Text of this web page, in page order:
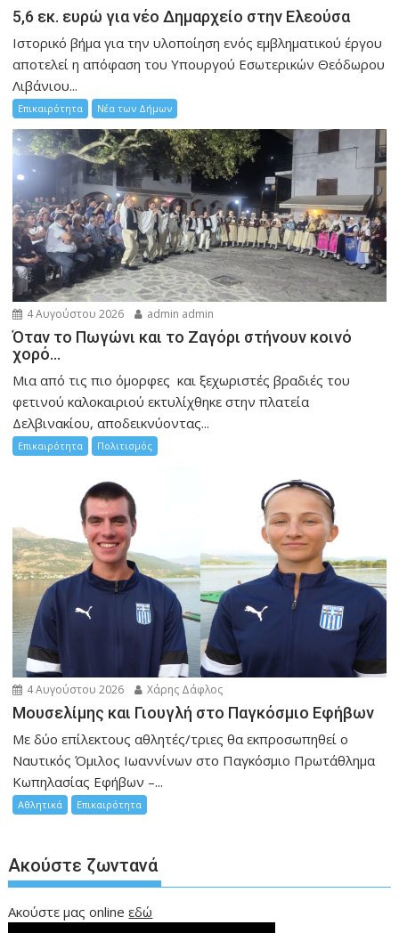
5,6 εκ. ευρώ για νέο Δημαρχείο στην Ελεούσα
Ιστορικό βήμα για την υλοποίηση ενός εμβληματικού έργου
αποτελεί η απόφαση του Υπουργού Εσωτερικών Θεόδωρου
Λιβάνιου...
Επικαιρότητα Νέα των Δήμων
4 Αυγούστου 2026 admin admin
Όταν το Πωγώνι και το Ζαγόρι στήνουν κοινό
χορό…
Μια από τις πιο όμορφες και ξεχωριστές βραδιές του
φετινού καλοκαιριού εκτυλίχθηκε στην πλατεία
Δελβινακίου, αποδεικνύοντας...
Επικαιρότητα Πολιτισμός
4 Αυγούστου 2026 Χάρης Δάφλος
Μουσελίμης και Γιουγλή στο Παγκόσμιο Εφήβων
Mε δύο επίλεκτους αθλητές/τριες θα εκπροσωπηθεί ο
Ναυτικός Όμιλος Ιωαννίνων στο Παγκόσμιο Πρωτάθλημα
Κωπηλασίας Εφήβων –...
Αθλητικά Επικαιρότητα
Ακούστε ζωντανά
Ακούστε μας onlineεδώ